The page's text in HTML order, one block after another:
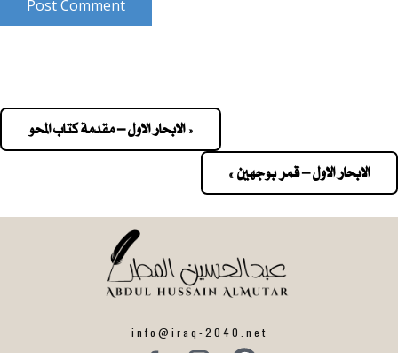
Post Comment
navigation
« الابحار الاول – مقدمة كتاب المحو
الابحار الاول – قمر بوجهين »
info@iraq-2040.net